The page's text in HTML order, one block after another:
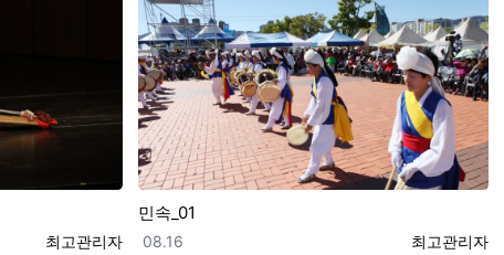
등록자
최고관리자
민속_01
등록자
최고관리자
등록일
08.16